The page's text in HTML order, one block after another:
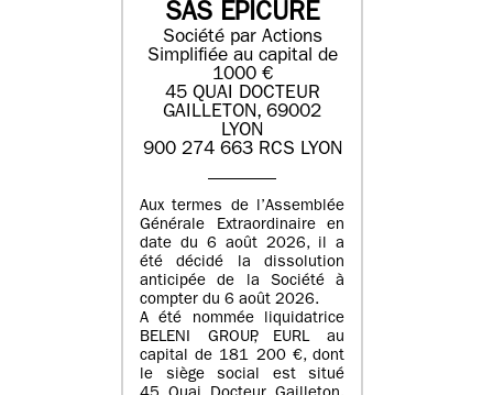
SAS EPICURE
Société par Actions
Simplifiée au capital de
1000 €
45 QUAI DOCTEUR
GAILLETON, 69002
LYON
900 274 663 RCS LYON
Aux termes de l’Assemblée
Générale Extraordinaire en
date du 6 août 2026, il a
été décidé la dissolution
anticipée de la Société à
compter du 6 août 2026.
A été nommée liquidatrice
BELENI GROUP, EURL au
capital de 181 200 €, dont
le siège social est situé